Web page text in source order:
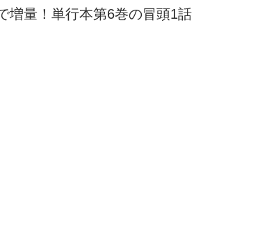
増量！単行本第6巻の冒頭1話